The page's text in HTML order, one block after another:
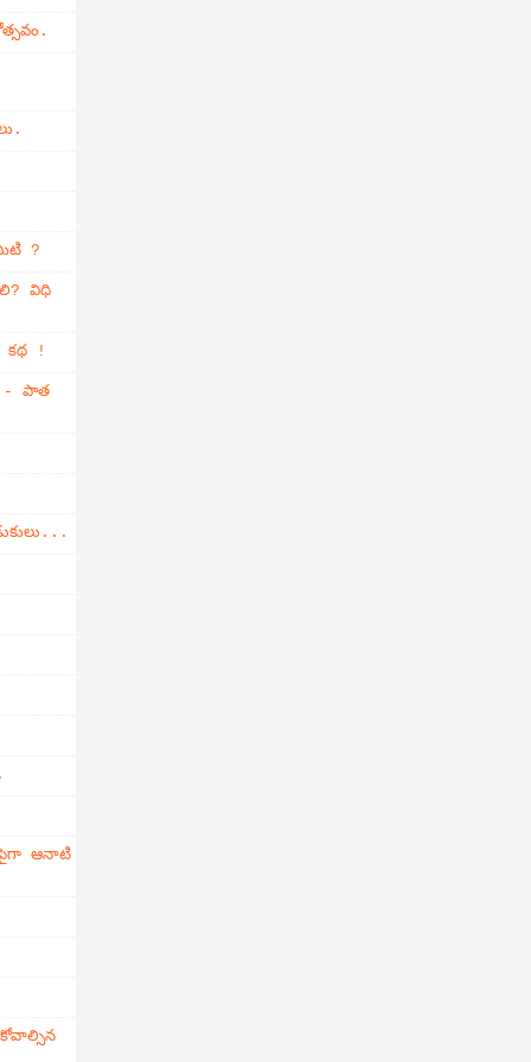
?
విధి
కథ !
- పాత
పైగా ఆనాటి